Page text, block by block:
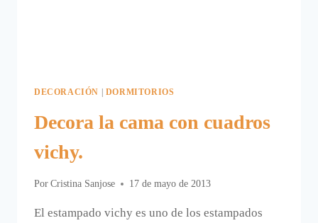
DECORACIÓN | DORMITORIOS
Decora la cama con cuadros
vichy.
Por Cristina Sanjose 17 de mayo de 2013
El estampado vichy es uno de los estampados